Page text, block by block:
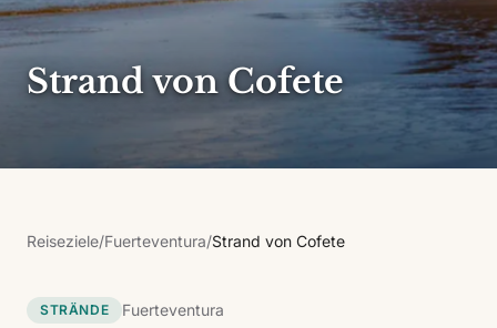
Strand von Cofete
Reiseziele/Fuerteventura/Strand von Cofete
STRÄNDE Fuerteventura